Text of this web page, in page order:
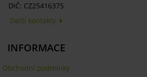
DIČ: CZ25416375
Další kontakty
INFORMACE
Obchodní podmínky